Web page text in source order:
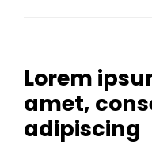
Lorem
amet,
adipiscing